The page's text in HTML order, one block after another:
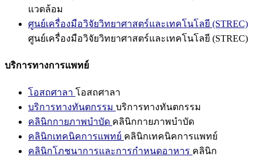
แวดล้อม
ศูนย์เครื่องมือวิจัยวิทยาศาสตร์และเทคโนโลยี (STREC)
ศูนย์เครื่องมือวิจัยวิทยาศาสตร์และเทคโนโลยี (STREC)
บริการทางการแพทย์
โอสถศาลา โอสถศาลา
บริการทางทันตกรรม บริการทางทันตกรรม
คลินิกกายภาพบำบัด คลินิกกายภาพบำบัด
คลินิกเทคนิคการแพทย์ คลินิกเทคนิคการแพทย์
คลินิกโภชนาการและการกำหนดอาหาร คลินิก